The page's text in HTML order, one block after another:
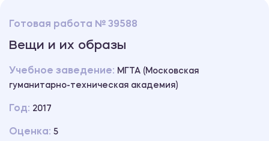
Готовая работа № 39588
Вещи и их образы
Учебное заведение: МГТА (Московская
гуманитарно-техническая академия)
Год: 2017
Оценка: 5